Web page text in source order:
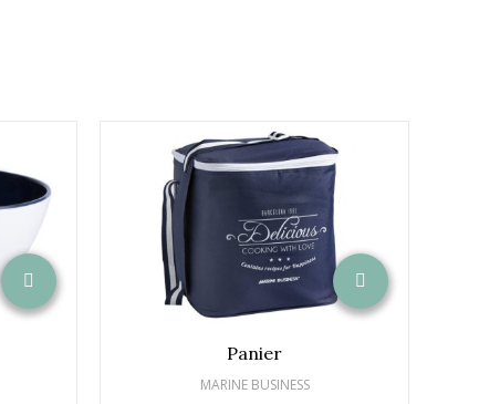
Panier
MARINE BUSINESS